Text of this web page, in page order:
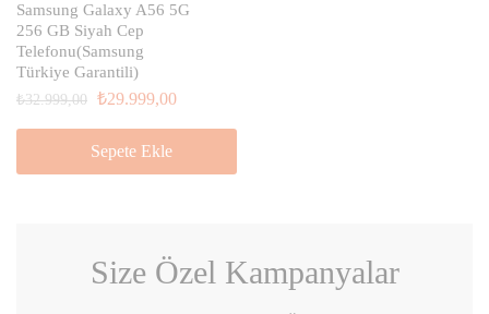
Samsung Galaxy A56 5G
256 GB Siyah Cep
Telefonu(Samsung
Türkiye Garantili)
₺32.999,00 ₺29.999,00
Sepete Ekle
Size Özel Kampanyalar